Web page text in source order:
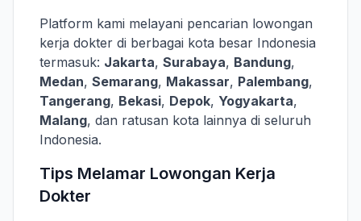
Platform kami melayani pencarian lowongan
kerja dokter di berbagai kota besar Indonesia
termasuk: Jakarta, Surabaya, Bandung,
Medan, Semarang, Makassar, Palembang,
Tangerang, Bekasi, Depok, Yogyakarta,
Malang, dan ratusan kota lainnya di seluruh
Indonesia.
Tips Melamar Lowongan Kerja
Dokter